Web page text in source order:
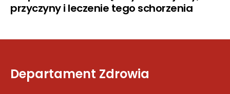
przyczyny i leczenie tego schorzenia
Departament Zdrowia